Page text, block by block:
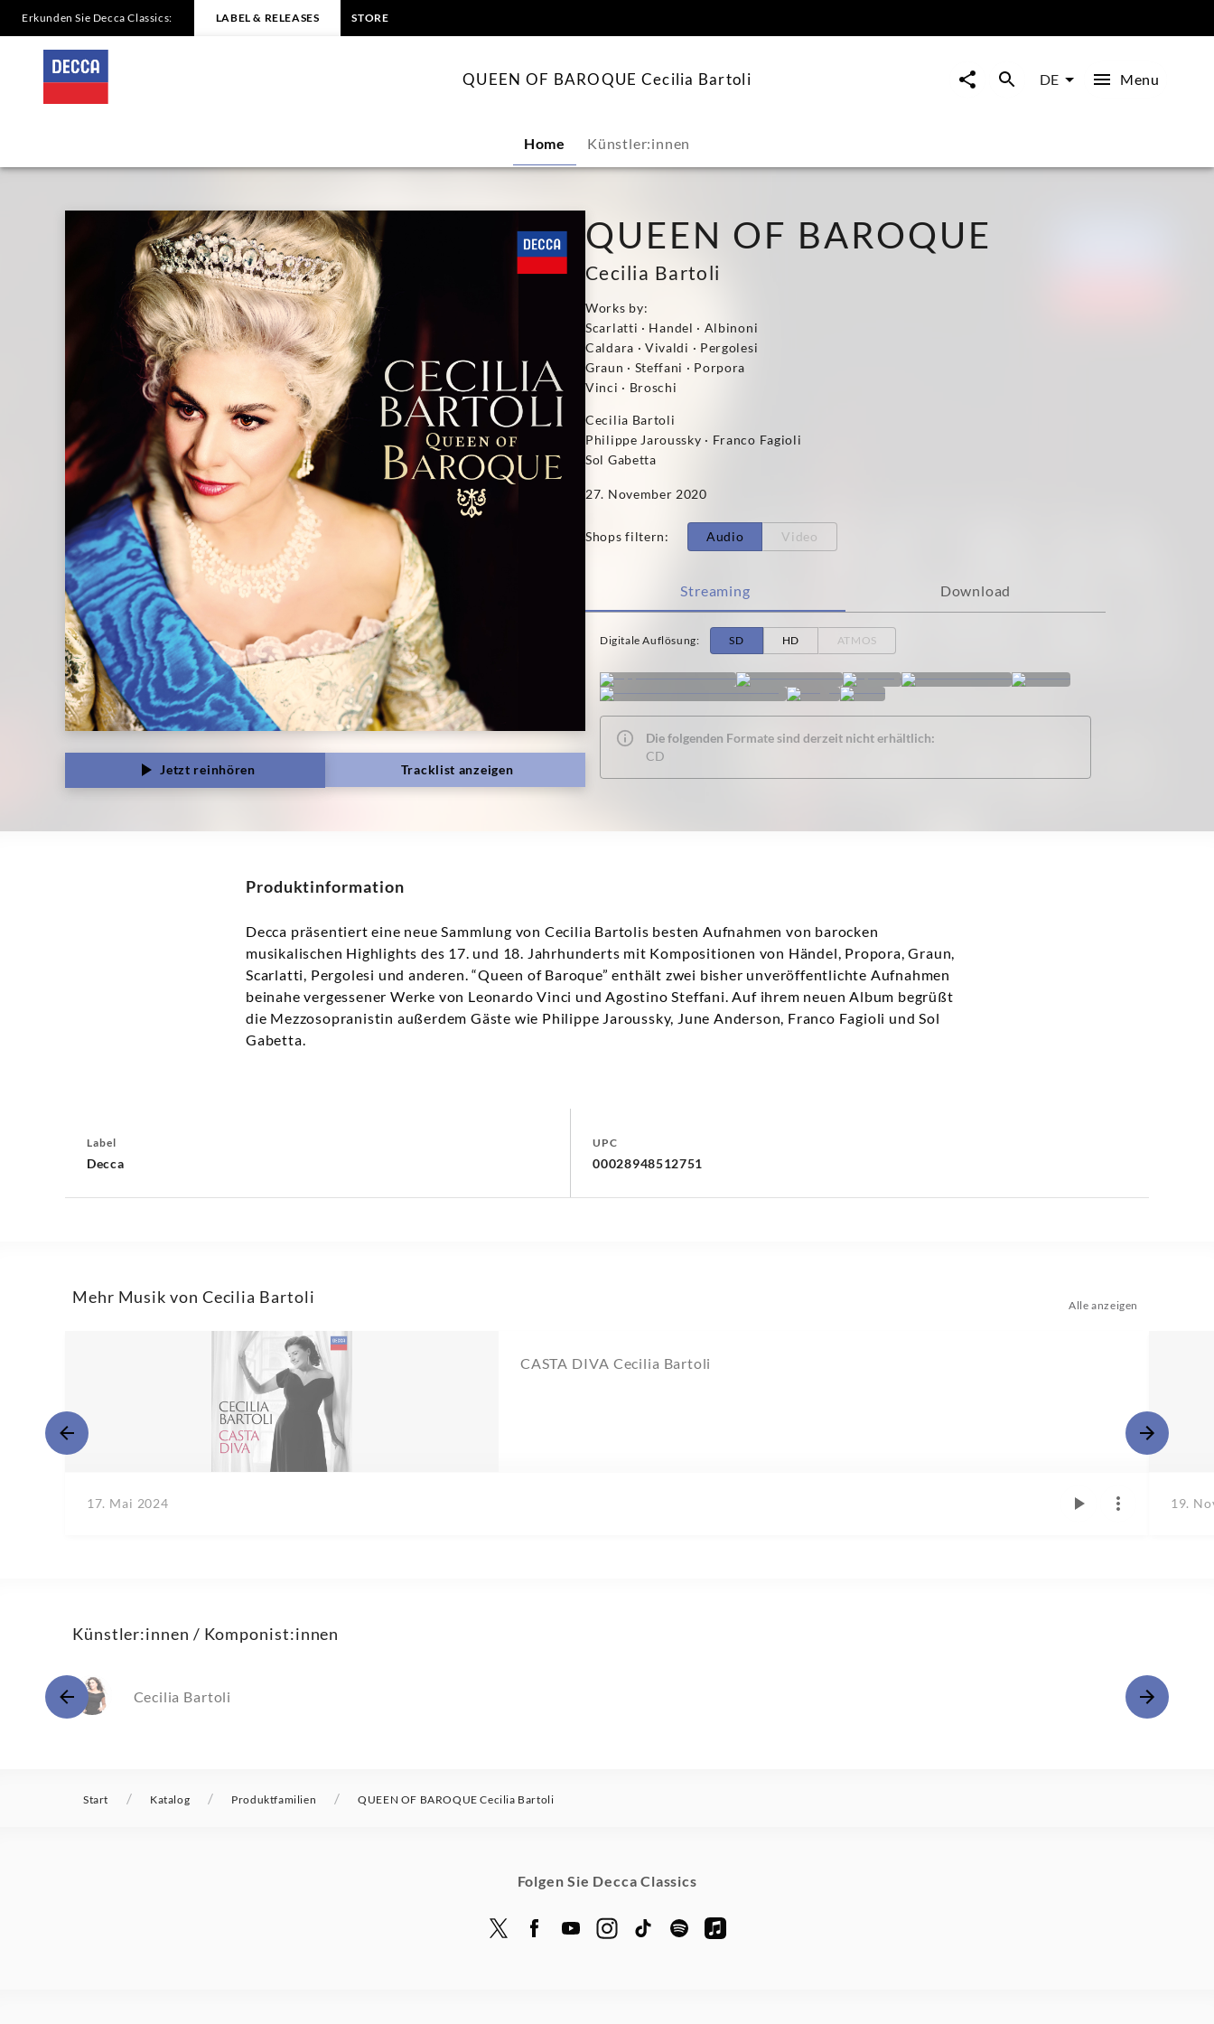
QUEEN
Cecilia
Bartoli
Classics
Erkunden Sie Decca Classics: LABEL & RELEASES STORE
QUEEN OF BAROQUE Cecilia Bartoli DE Menu
Home Künstler:innen
Jetzt reinhören Tracklist anzeigen
QUEEN OF BAROQUE
Cecilia Bartoli
Works by:
Scarlatti · Handel · Albinoni
Caldara · Vivaldi · Pergolesi
Graun · Steffani · Porpora
Vinci · Broschi
Cecilia Bartoli
Philippe Jaroussky · Franco Fagioli
Sol Gabetta
27. November 2020
Shops filtern: Audio Video
Streaming Download
Digitale Auflösung: SD HD ATMOS
Die folgenden Formate sind derzeit nicht erhältlich:
CD
Produktinformation
Decca präsentiert eine neue Sammlung von Cecilia Bartolis besten Aufnahmen von barocken
musikalischen Highlights des 17. und 18. Jahrhunderts mit Kompositionen von Händel, Propora, Graun,
Scarlatti, Pergolesi und anderen. “Queen of Baroque” enthält zwei bisher unveröffentlichte Aufnahmen
beinahe vergessener Werke von Leonardo Vinci und Agostino Steffani. Auf ihrem neuen Album begrüßt
die Mezzosopranistin außerdem Gäste wie Philippe Jaroussky, June Anderson, Franco Fagioli und Sol
Gabetta.
Label
Decca
UPC
00028948512751
Mehr Musik von Cecilia Bartoli Alle anzeigen
CASTA DIVA Cecilia Bartoli
17. Mai 2024 19.
Künstler:innen / Komponist:innen
Cecilia Bartoli
Start / Katalog / Produktfamilien / QUEEN OF BAROQUE Cecilia Bartoli
Folgen Sie Decca Classics